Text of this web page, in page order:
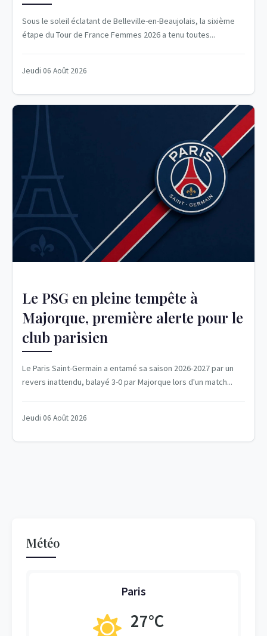
Sous le soleil éclatant de Belleville-en-Beaujolais, la sixième
étape du Tour de France Femmes 2026 a tenu toutes...
Jeudi 06 Août 2026
Le PSG en pleine tempête à
Majorque, première alerte pour le
club parisien
Le Paris Saint-Germain a entamé sa saison 2026-2027 par un
revers inattendu, balayé 3-0 par Majorque lors d'un match...
Jeudi 06 Août 2026
Météo
Paris
27°C